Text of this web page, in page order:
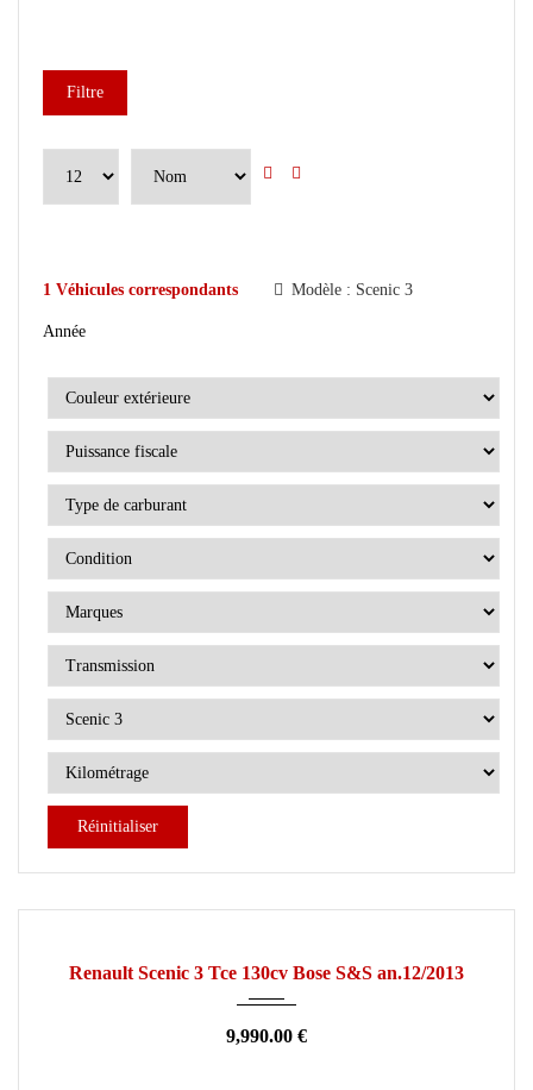
Filtre
1 Véhicules correspondants Modèle : Scenic 3
Année
Réinitialiser
Renault Scenic 3 Tce 130cv Bose S&S an.12/2013
9,990.00 €